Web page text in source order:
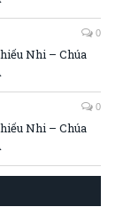
0
Nhi – Chúa
0
Nhi – Chúa